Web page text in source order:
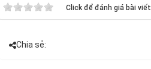
Click để đánh giá bài viết
Chia sẻ: